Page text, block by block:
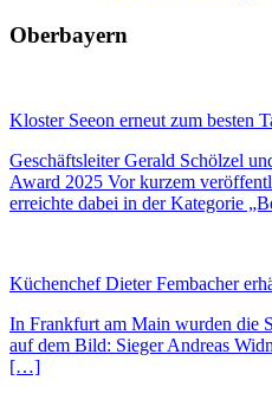
Oberbayern
Kloster Seeon erneut zum besten
Geschäftsleiter Gerald Schölzel
Award 2025 Vor kurzem
erreichte dabei in der Kategorie
Küchenchef Dieter Fembacher
In Frankfurt am Main wurden die
auf dem Bild: Sieger Andreas
[…]